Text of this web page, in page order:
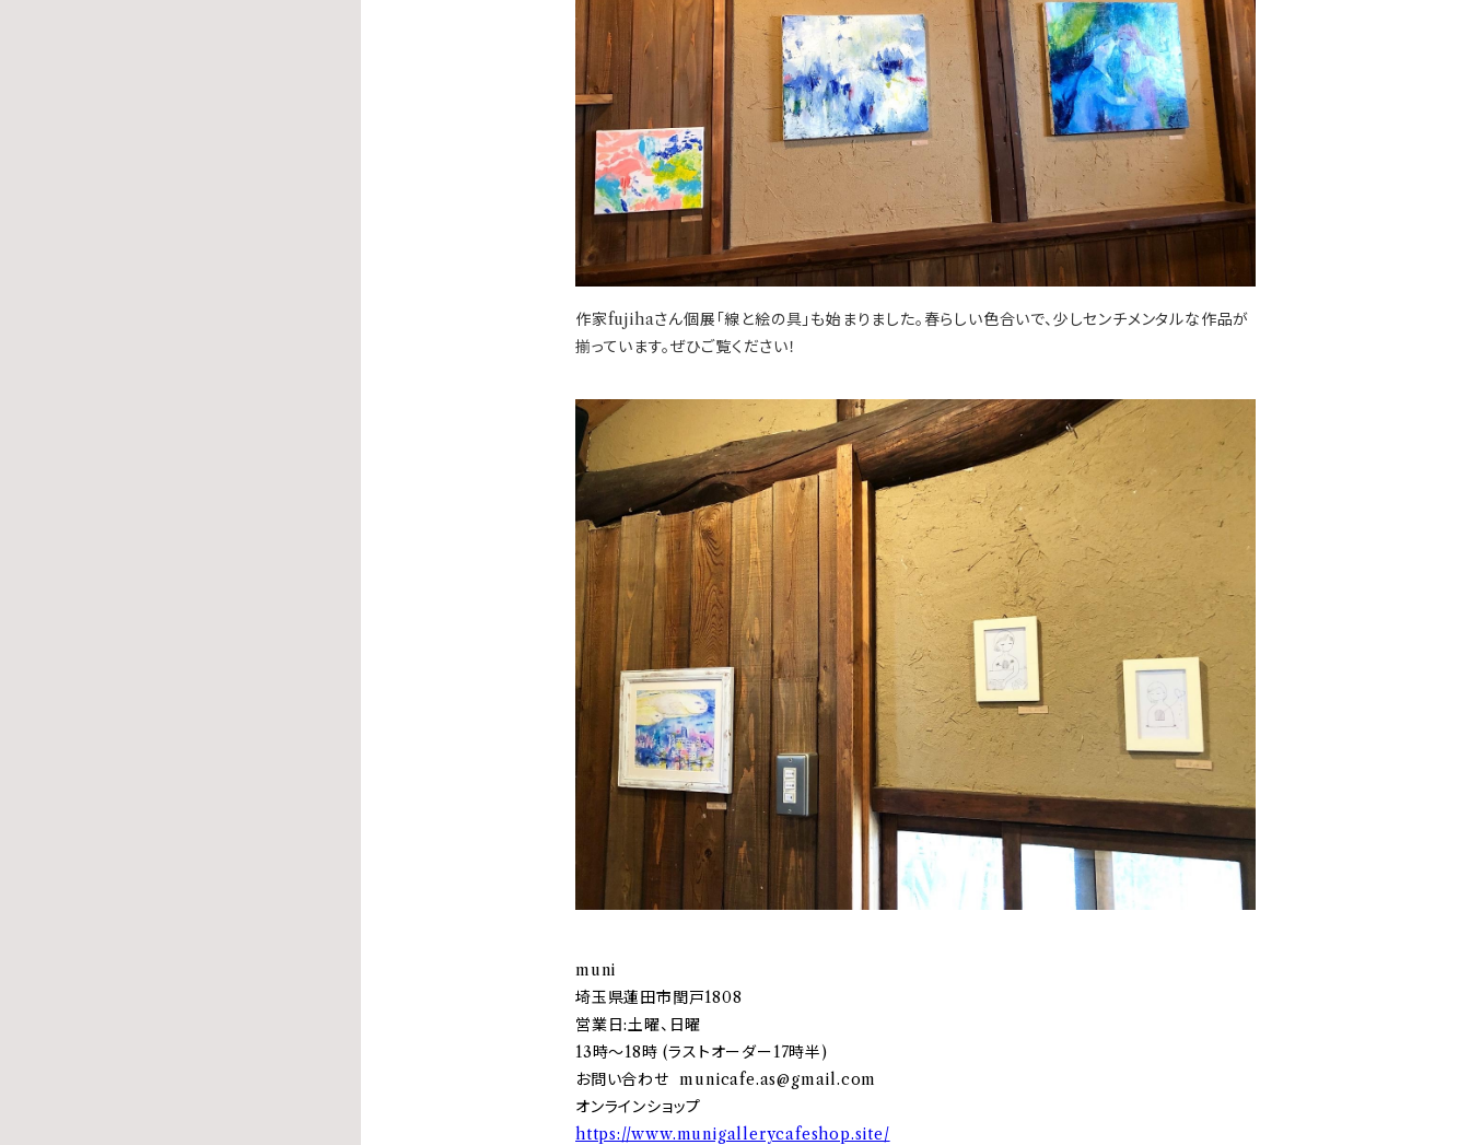
作家fujihaさん個展「線と絵の具」も始まりました。春らしい色合いで、少しセンチメンタルな作品が
揃っています。ぜひご覧ください！
muni
埼玉県蓮田市閏戸1808
営業日:土曜、日曜
13時〜18時 (ラストオーダー17時半)
お問い合わせmunicafe.as@gmail.com
オンラインショップ
https://www.munigallerycafeshop.site/